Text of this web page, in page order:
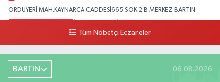
ORDUYERİ MAH.KAYNARCA CADDESİ665.SOK.2 B MERKEZ BARTIN
Şiremirçavuş Mahallesi, Kırıkçı Zeliha Ana Sokak No:20 8 Merkez Bartın
0 (378) 227 85 45
Tüm Nöbetçi Eczaneler
BARTIN 06.08.2026